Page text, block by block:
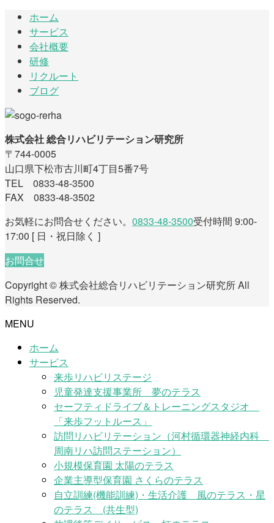
ホーム
サービス
会社概要
研修
リクルート
ブログ
株式会社 総合リハビリテーション研究所
〒744-0005
山口県下松市古川町4丁目5番7号
TEL 0833-48-3500
FAX 0833-48-3502
お気軽にお問合せください。 0833-48-3500受付時間 9:00-
17:00 [ 日・祝日除く ]
お問合せ
Copyright © 株式会社総合リハビリテーション研究所 All
Rights Reserved.
MENU
ホーム
サービス
来歩リハビリステージ
児童発達支援事業所 夢のテラス
セーフティドライブ＆トレーニングスタジオ
「来歩フットルース」
訪問リハビリテーション（河村循環器神経内科
周南リハ訪問ステーション）
小規模保育園 太陽のテラス
企業主導型保育園 さくらのテラス
自立訓練(機能訓練)・生活介護 風のテラス・星
のテラス (共生型)